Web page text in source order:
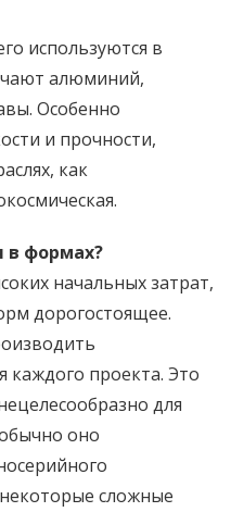
используются в
алюминий,
Особенно
и прочности,
как
в формах?
начальных затрат,
дорогостоящее.
проекта. Это
для
оно
сложные